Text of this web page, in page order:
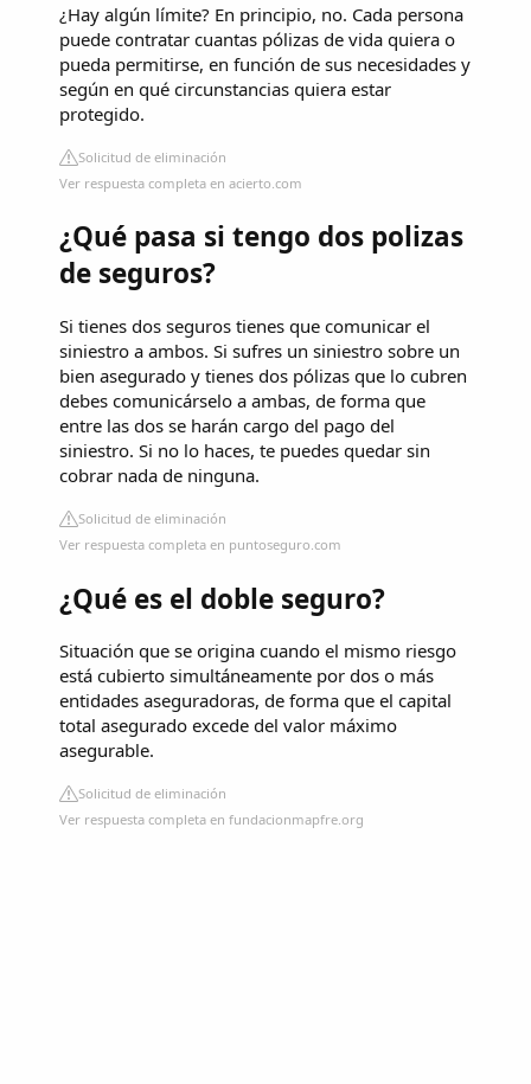
¿Hay algún límite? En principio, no. Cada persona
puede contratar cuantas pólizas de vida quiera o
pueda permitirse, en función de sus necesidades y
según en qué circunstancias quiera estar
protegido.
Solicitud de eliminación
Ver respuesta completa en acierto.com
¿Qué pasa si tengo dos polizas
de seguros?
Si tienes dos seguros tienes que comunicar el
siniestro a ambos. Si sufres un siniestro sobre un
bien asegurado y tienes dos pólizas que lo cubren
debes comunicárselo a ambas, de forma que
entre las dos se harán cargo del pago del
siniestro. Si no lo haces, te puedes quedar sin
cobrar nada de ninguna.
Solicitud de eliminación
Ver respuesta completa en puntoseguro.com
¿Qué es el doble seguro?
Situación que se origina cuando el mismo riesgo
está cubierto simultáneamente por dos o más
entidades aseguradoras, de forma que el capital
total asegurado excede del valor máximo
asegurable.
Solicitud de eliminación
Ver respuesta completa en fundacionmapfre.org